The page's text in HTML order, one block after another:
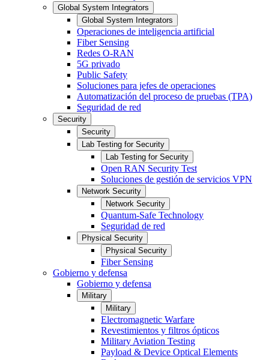
Global System Integrators
Global System Integrators
Operaciones de inteligencia artificial
Fiber Sensing
Redes O-RAN
5G privado
Public Safety
Soluciones para jefes de operaciones
Automatización del proceso de pruebas (TPA)
Seguridad de red
Security
Security
Lab Testing for Security
Lab Testing for Security
Open RAN Security Test
Soluciones de gestión de servicios VPN
Network Security
Network Security
Quantum-Safe Technology
Seguridad de red
Physical Security
Physical Security
Fiber Sensing
Gobierno y defensa
Gobierno y defensa
Military
Military
Electromagnetic Warfare
Revestimientos y filtros ópticos
Military Aviation Testing
Payload & Device Optical Elements